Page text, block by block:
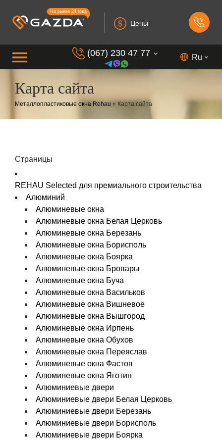
На рынке 24 года
Цены
(067) 230 47 77
(099) 230 73 37
(050) 230 7 337
Ru
Карта сайта
Металлопластиковые окна Rehau » Карта сайта
Страницы
REHAU Selected для премиального строительства
Алюминий
Алюминевые окна
Алюминевые окна Белая Церковь
Алюминевые окна Березань
Алюминевые окна Борисполь
Алюминевые окна Боярка
Алюминевые окна Бровары
Алюминевые окна Буча
Алюминевые окна Васильков
Алюминевые окна Вишневое
Алюминевые окна Вышгород
Алюминевые окна Ирпень
Алюминевые окна Обухов
Алюминевые окна Переяслав
Алюминевые окна Фастов
Алюминевые окна Яготин
Алюминиевые двери
Алюминиевые двери Белая Церковь
Алюминиевые двери Березань
Алюминиевые двери Борисполь
Алюминиевые двери Боярка